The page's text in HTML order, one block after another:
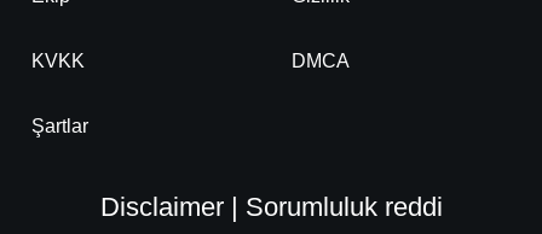
KVKK DMCA
Şartlar
Disclaimer | Sorumluluk reddi